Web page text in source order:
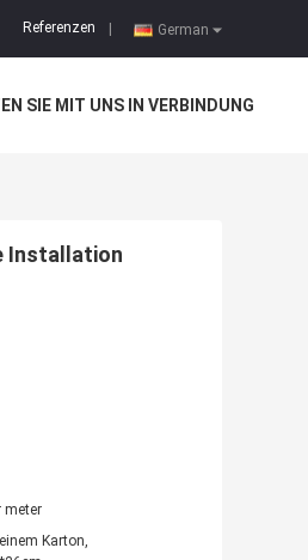
German
Referenzen
SIE MIT UNS IN VERBINDUNG
Installation
meter
Karton,